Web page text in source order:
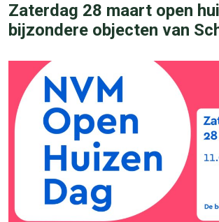
Zaterdag 28 maart open
bijzondere objecten van